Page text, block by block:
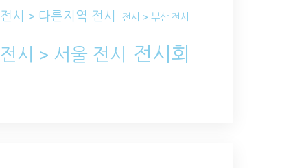
전시 > 다른지역 전시 전시 > 부산 전시
전시 > 서울 전시 전시회